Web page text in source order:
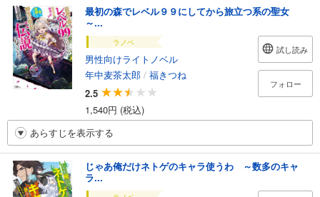
最初の森でレベル９９にしてから旅立つ系の聖女
～...
ラノベ
男性向けライトノベル
年中麦茶太郎 / 福きつね
2.5
1,540円 (税込)
試し読み
フォロー
あらすじを表示する
じゃあ俺だけネトゲのキャラ使うわ ～数多のキャ
ラ...